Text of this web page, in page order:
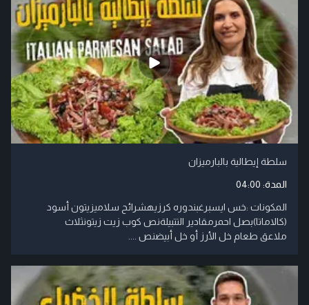
سلطة إيطالية بالبارميزان
المدة: 04:00
المكونات :خس ايسبرغبندوره كرزيهشرائح سلاميزيتون أسود
(كالاماتا)بصل احمرمقادير التتبيلةنص كوب زيت زيتونثلاث
ملاعق طعام خل الأرز أو خل أبيضنص ....